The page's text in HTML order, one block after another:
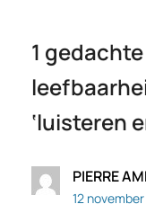
1
‘luisteren
PIERRE
12 november